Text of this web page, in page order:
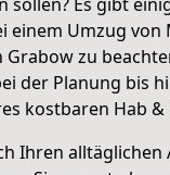
einem Umzug von
Grabow zu
der Planung bis
kostbaren Hab &
Ihren alltäglichen